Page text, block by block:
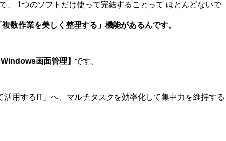
、 1つのソフトだけ使って完結することって ほとんどないで
複数作業を美しく整理する」機能があるんです。
Windows画面管理】 です。
活用するIT」へ、マルチタスクを効率化して集中力を維持する